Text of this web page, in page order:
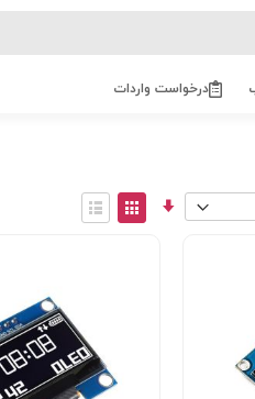
درخواست واردات
مرتب
سازی
View
as